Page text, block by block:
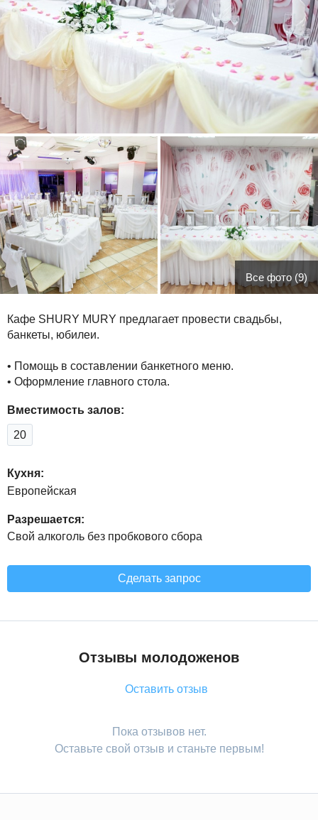
Все фото (9)
Кафе SHURY MURY предлагает провести свадьбы,
банкеты, юбилеи.
• Помощь в составлении банкетного меню.
• Оформление главного стола.
Вместимость залов:
20
Кухня:
Европейская
Разрешается:
Свой алкоголь без пробкового сбора
Сделать запрос
Отзывы молодоженов
Оставить отзыв
Пока отзывов нет.
Оставьте свой отзыв и станьте первым!